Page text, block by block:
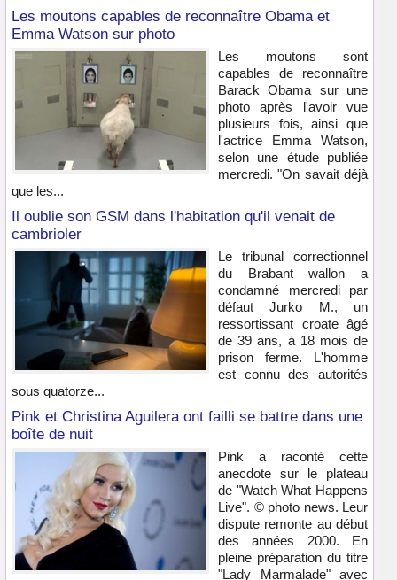
Les moutons capables de reconnaître Obama et
Emma Watson sur photo
Les moutons sont
capables de reconnaître
Barack Obama sur une
photo après l'avoir vue
plusieurs fois, ainsi que
l'actrice Emma Watson,
selon une étude publiée
mercredi. "On savait déjà
que les...
Il oublie son GSM dans l'habitation qu'il venait de
cambrioler
Le tribunal correctionnel
du Brabant wallon a
condamné mercredi par
défaut Jurko M., un
ressortissant croate âgé
de 39 ans, à 18 mois de
prison ferme. L'homme
est connu des autorités
sous quatorze...
Pink et Christina Aguilera ont failli se battre dans une
boîte de nuit
Pink a raconté cette
anecdote sur le plateau
de "Watch What Happens
Live". © photo news. Leur
dispute remonte au début
des années 2000. En
pleine préparation du titre
"Lady Marmalade" avec